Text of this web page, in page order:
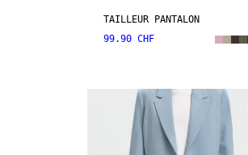
TAILLEUR PANTALON
99.90 CHF